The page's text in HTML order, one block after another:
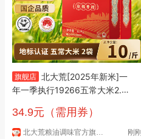
旗舰店 北大荒[2025年新米]一
年一季执行19266五常大米2.5k
年新米】五常大米（共10斤） 2.
5kg*2袋
34.9元（需用券）
北大荒粮油调味官方旗舰店 刚